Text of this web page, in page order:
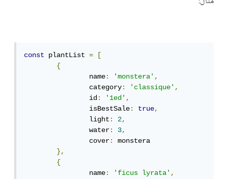
const plantList =
[
{
		name
: 'monstera',
		category
: 'classique',
		id
: '1ed',
		isBestSale
: true,
		light
: 2,
		water
: 3,
		cover
:
monstera
},
{
		name
: 'ficus lyrata',